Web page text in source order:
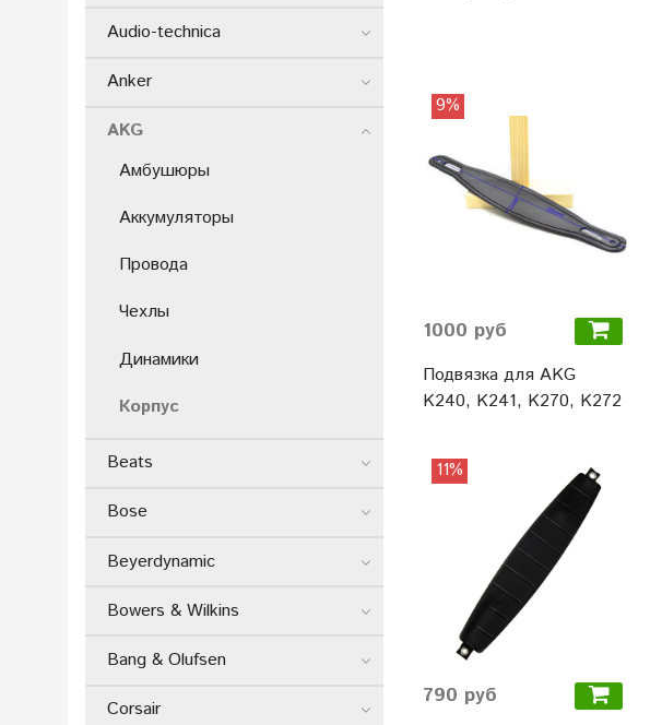
9%
1000 руб
Подвязка для AKG
K240, K241, K270, K272
11%
790 руб
Audio-technica
Anker
AKG
Амбушюры
Аккумуляторы
Провода
Чехлы
Динамики
Корпус
Beats
Bose
Beyerdynamic
Bowers & Wilkins
Bang & Olufsen
Corsair